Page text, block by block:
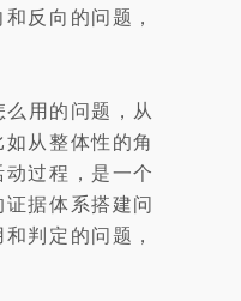
反向的问题，
用的问题，从
从整体性的角
过程，是一个
据体系搭建问
判定的问题，